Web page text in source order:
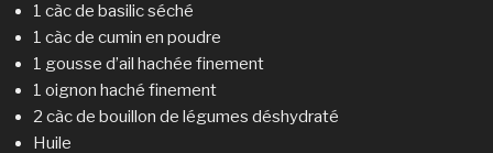
1 càc de basilic séché
1 càc de cumin en poudre
1 gousse d’ail hachée finement
1 oignon haché finement
2 càc de bouillon de légumes déshydraté
Huile